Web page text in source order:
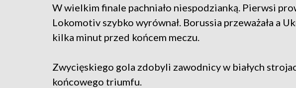
W wielkim finale pachniało niespodzianką. Pierwsi
Lokomotiv szybko wyrównał. Borussia przeważała a
kilka minut przed końcem meczu.
Zwycięskiego gola zdobyli zawodnicy w białych
końcowego triumfu.